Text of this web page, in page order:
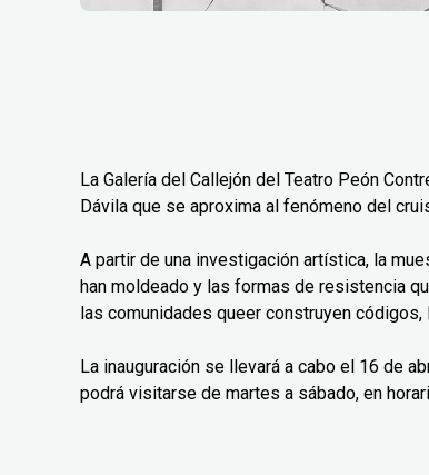
La Galería del Callejón del Teatro Peón
Dávila que se aproxima al fenómeno del
A partir de una investigación artística, la
han moldeado y las formas de resistencia
las comunidades queer construyen
La inauguración se llevará a cabo el 16 de
podrá visitarse de martes a sábado, en